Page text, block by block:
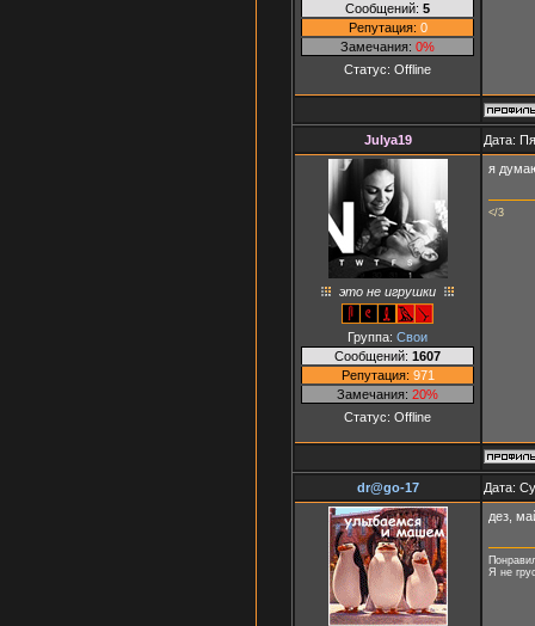
Сообщений: 5
Репутация: 0
Замечания: 0%
Статус: Offline
Julya19 Дата:
это не игрушки
Группа: Свои
Сообщений: 1607
Репутация: 971
Замечания: 20%
Статус: Offline
я
</3
dr@go-17 Дата:
дез,
Я не